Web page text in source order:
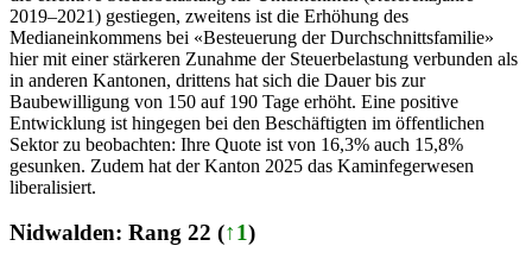
2019–2021) gestiegen, zweitens ist die Erhöhung des
Medianeinkommens bei «Besteuerung der Durchschnittsfamilie»
hier mit einer stärkeren Zunahme der Steuerbelastung verbunden als
in anderen Kantonen, drittens hat sich die Dauer bis zur
Baubewilligung von 150 auf 190 Tage erhöht. Eine positive
Entwicklung ist hingegen bei den Beschäftigten im öffentlichen
Sektor zu beobachten: Ihre Quote ist von 16,3% auch 15,8%
gesunken. Zudem hat der Kanton 2025 das Kaminfegerwesen
liberalisiert.
Nidwalden: Rang 22 (↑1)